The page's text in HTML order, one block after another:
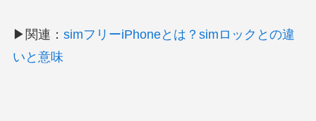
▶関連： simフリーiPhoneとは？simロックとの違
いと意味